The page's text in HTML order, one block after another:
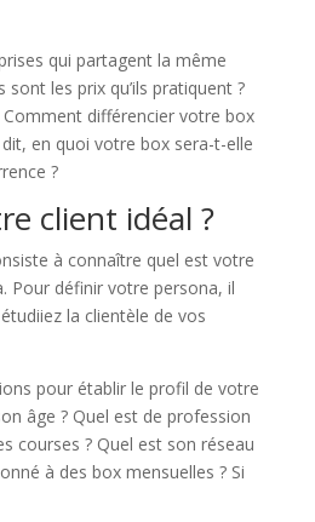
qui partagent la même
sont les prix qu’ils pratiquent ?
différencier votre box
en quoi votre box sera-t-elle
?
client idéal ?
à connaître quel est votre
Pour définir votre persona, il
la clientèle de vos
pour établir le profil de votre
âge ? Quel est de profession
courses ? Quel est son réseau
à des box mensuelles ? Si